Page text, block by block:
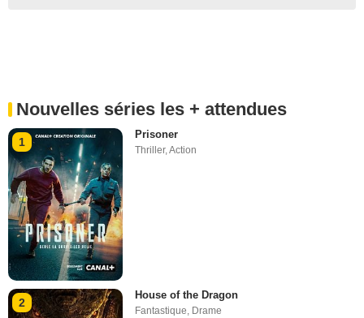
Nouvelles séries les + attendues
1
Prisoner
Thriller,Action
2
House of the Dragon
Fantastique, Drame